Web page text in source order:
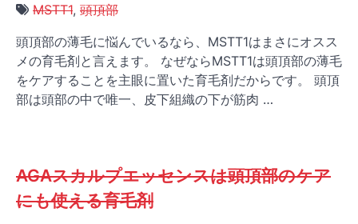
MSTT1, 頭頂部
頭頂部の薄毛に悩んでいるなら、MSTT1はまさにオスス
メの育毛剤と言えます。 なぜならMSTT1は頭頂部の薄毛
をケアすることを主眼に置いた育毛剤だからです。 頭頂
部は頭部の中で唯一、皮下組織の下が筋肉 …
AGAスカルプエッセンスは頭頂部のケア
にも使える育毛剤